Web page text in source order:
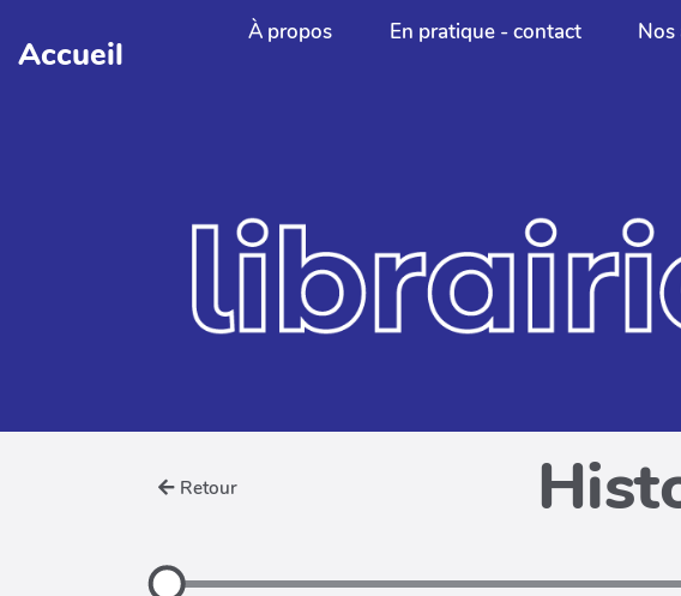
Aller au contenu principal
Accueil
À propos En pratique - contact Nos
Retour